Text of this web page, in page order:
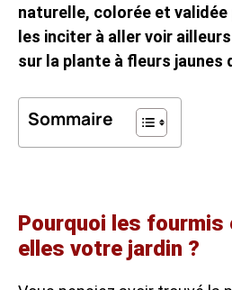
naturelle, colorée et
les inciter à aller voir
sur la plante à fleurs jaunes
Sommaire
Pourquoi les fourmis
elles votre jardin ?